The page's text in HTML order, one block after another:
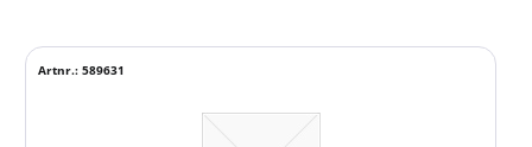
Artnr.: 589631